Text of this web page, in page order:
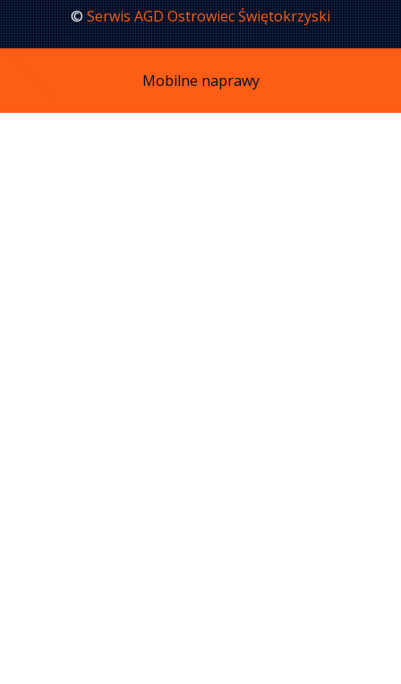
©Serwis AGD Ostrowiec Świętokrzyski
Mobilne naprawy